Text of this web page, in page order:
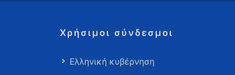
Χρήσιμοι σύνδεσμοι
Ελληνική κυβέρνηση